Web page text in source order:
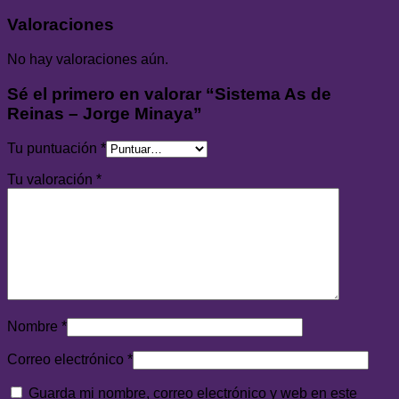
Valoraciones
No hay valoraciones aún.
Sé el primero en valorar “Sistema As de
Reinas – Jorge Minaya”
Tu puntuación *
Tu valoración *
Nombre *
Correo electrónico *
Guarda mi nombre, correo electrónico y web en este